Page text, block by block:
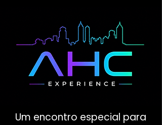
Um encontro especial para